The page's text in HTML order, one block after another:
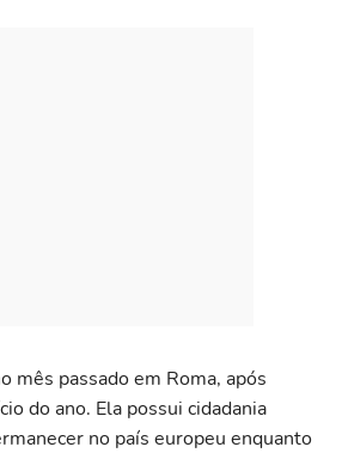
mês passado em Roma, após
do ano. Ela possui cidadania
no país europeu enquanto